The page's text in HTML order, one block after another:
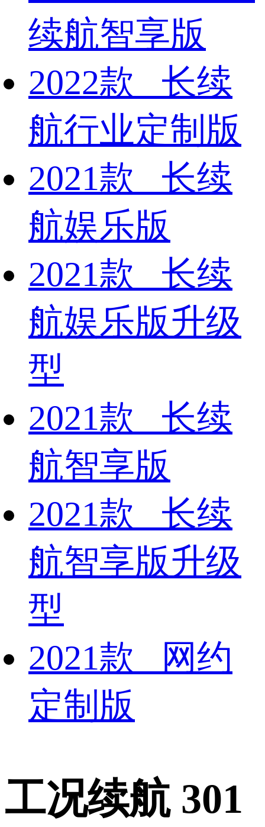
续航智享版
2022款 长续
航行业定制版
2021款 长续
航娱乐版
2021款 长续
航娱乐版升级
型
2021款 长续
航智享版
2021款 长续
航智享版升级
型
2021款 网约
定制版
工况续航 301